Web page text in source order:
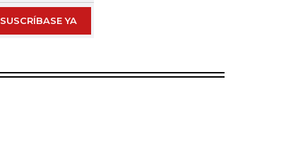
SUSCRÍBASE YA